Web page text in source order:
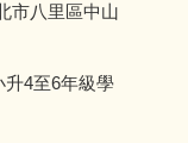
市八里區中山
升4至6年級學